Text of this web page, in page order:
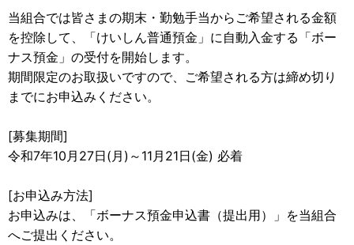
当組合では皆さまの期末・勤勉手当からご希望される金額
を控除して、「けいしん普通預金」に自動入金する「ボー
ナス預金」の受付を開始します。
期間限定のお取扱いですので、ご希望される方は締め切り
までにお申込みください。
[募集期間]
令和7年10月27日(月)～11月21日(金) 必着
[お申込み方法]
お申込みは、「ボーナス預金申込書（提出用）」を当組合
へご提出ください。